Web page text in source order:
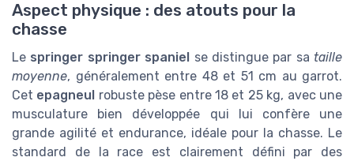
Aspect physique : des atouts pour la
chasse
Le springer springer spaniel se distingue par sa taille
moyenne, généralement entre 48 et 51 cm au garrot.
Cet epagneul robuste pèse entre 18 et 25 kg, avec une
musculature bien développée qui lui confère une
grande agilité et endurance, idéale pour la chasse. Le
standard de la race est clairement défini par des